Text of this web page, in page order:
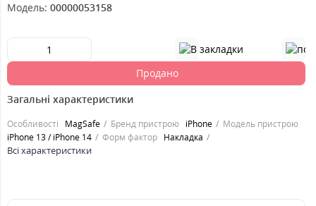
Модель: 00000053158
Продано
Загальні характеристики
Особливості MagSafe Бренд пристрою iPhone
Модель пристрою
iPhone 13 / iPhone 14
Форм фактор Накладка
Всі характеристики